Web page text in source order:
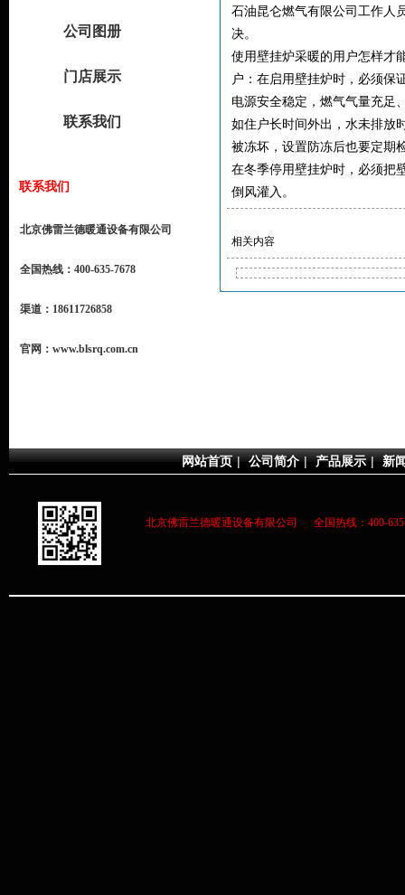
公司图册
门店展示
联系我们
石油昆仑燃气有限公司工作人
决。
使用壁挂炉采暖的用户怎样才
户：在启用壁挂炉时，必须保
电源安全稳定，燃气气量充足
如住户长时间外出，水未排放
被冻坏，设置防冻后也要定期
在冬季停用壁挂炉时，必须把
倒风灌入。
相关内容
联系我们
北京佛雷兰德暖通设备有限公司
全国热线：400-635-7678
渠道：18611726858
官网：www.blsrq.com.cn
网站首页 | 公司简介 | 产品展示 | 新
北京佛雷兰德暖通设备有限公司 全国热线：